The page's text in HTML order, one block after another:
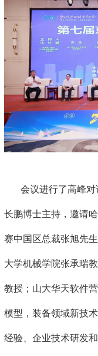
会议进行了高峰
长鹏博士主持，邀请
赛中国区总裁张旭先
大学机械学院张承瑞
教授；山大华天软件
模型，装备领域新技
经验、企业技术研发